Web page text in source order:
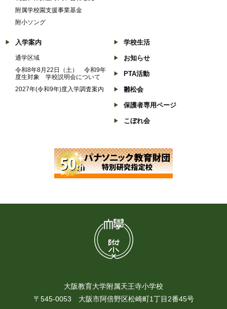
附属学校園支援事業基金
附小ソング
入学案内
通学区域
令和8年8月22日（土） 令和9年
度生対象 学校説明会について
2027年(令和9年)度入学調査案内
学校生活
お知らせ
PTA活動
雛松会
保護者専用ページ
こぼれ会
大阪教育大学附属天王寺小学校
〒545-0053 大阪市阿倍野区松崎町1丁目2番45号